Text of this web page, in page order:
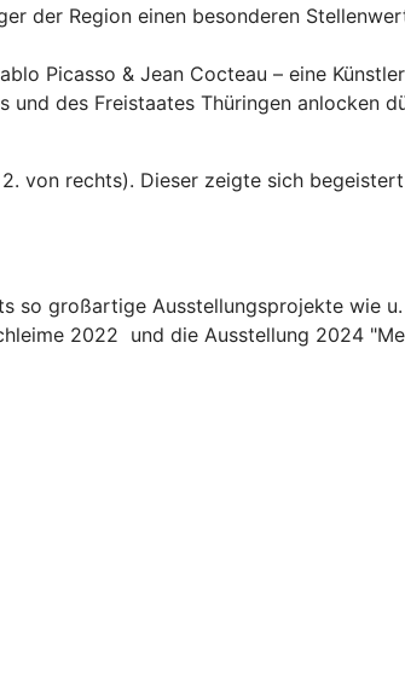
der Region einen besonderen
Picasso & Jean Cocteau – eine
und des Freistaates Thüringen
von rechts). Dieser zeigte sich
so großartige Ausstellungsprojekte wie
2022 und die Ausstellung 2024